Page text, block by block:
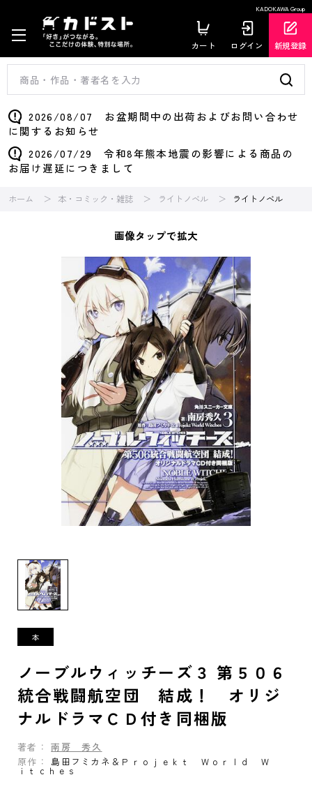
KADOKAWA Group
カート ログイン 新規登録
2026/08/07 お盆期間中の出荷およびお問い合わせ
に関するお知らせ
2026/07/29 令和8年熊本地震の影響による商品の
お届け遅延につきまして
ホーム 本・コミック・雑誌 ライトノベル ライトノベル
画像タップで拡大
ノーブルウィッチーズ３ 第５０６
統合戦闘航空団 結成！ オリジ
ナルドラマＣＤ付き同梱版
著者： 南房 秀久
原作：
島田フミカネ＆Ｐｒｏｊｅｋｔ Ｗｏｒｌｄ Ｗ
ｉｔｃｈｅｓ